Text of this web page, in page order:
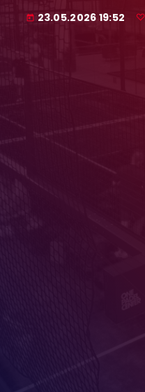
today 23.05.2026 19:52